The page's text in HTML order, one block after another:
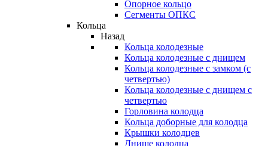
Опорное кольцо
Сегменты ОПКС
Кольца
Назад
Кольца колодезные
Кольца колодезные с днищем
Кольца колодезные с замком (с
четвертью)
Кольца колодезные с днищем с
четвертью
Горловина колодца
Кольца доборные для колодца
Крышки колодцев
Днище колодца